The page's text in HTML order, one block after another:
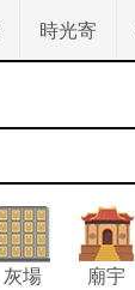
時光寄
灰場 廟宇